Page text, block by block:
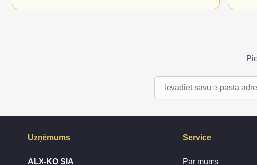
Uzņēmums
ALX-KO SIA
Service
Par mums